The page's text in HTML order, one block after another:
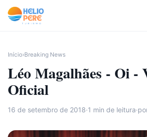
Pular para o conteúdo
Início›Breaking News
Léo Magalhães - Oi -
Oficial
16 de setembro de 2018·1 min de leitura·